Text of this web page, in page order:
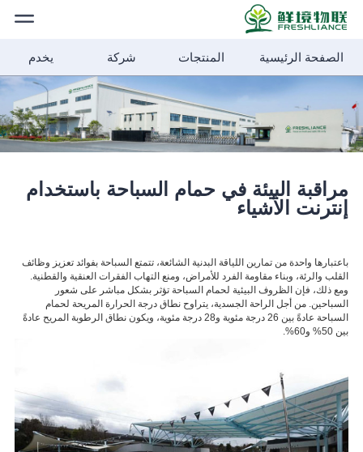
الصفحة
المنتجات
حلول
شركة
خدمة
الصفحة الرئيسية المنتجات شركة يخدم
مراقبة البيئة في حمام السباحة باستخدام
إنترنت الأشياء
باعتبارها واحدة من تمارين اللياقة البدنية الشائعة، تتمتع السباحة بفوائد تعزيز وظائف
القلب والرئة، وبناء مقاومة الفرد للأمراض، ومنع التهاب الفقرات العنقية والقطنية.
ومع ذلك، فإن الظروف البيئية لحمام السباحة تؤثر بشكل مباشر على شعور
السباحين. من أجل الراحة الجسدية، يتراوح نطاق درجة الحرارة المريحة لحمام
السباحة عادةً بين 26 درجة مئوية و28 درجة مئوية، ويكون نطاق الرطوبة المريح عادةً
بين 50% و60%.